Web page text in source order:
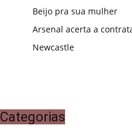
Beijo pra sua mulher
Arsenal acerta a
Newcastle
Categorias